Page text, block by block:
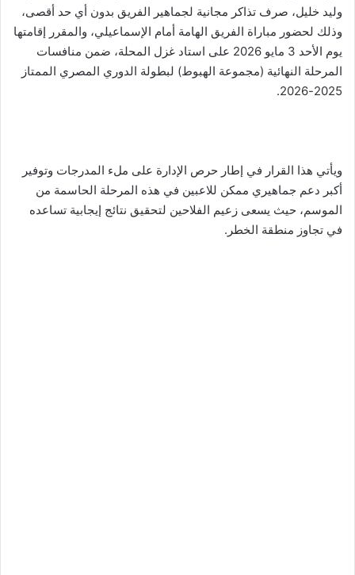
وليد خليل، صرف تذاكر مجانية لجماهير الفريق بدون أي حد أقصى،
وذلك لحضور مباراة الفريق الهامة أمام الإسماعيلي، والمقرر إقامتها
يوم الأحد 3 مايو 2026 على استاد غزل المحلة، ضمن منافسات
المرحلة النهائية (مجموعة الهبوط) لبطولة الدوري المصري الممتاز
2025-2026.
ويأتي هذا القرار في إطار حرص الإدارة على ملء المدرجات وتوفير
أكبر دعم جماهيري ممكن للاعبين في هذه المرحلة الحاسمة من
الموسم، حيث يسعى زعيم الفلاحين لتحقيق نتائج إيجابية تساعده
في تجاوز منطقة الخطر.